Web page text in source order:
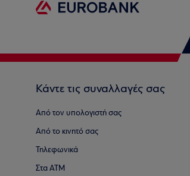
Κάντε τις συναλλαγές σας
Από τον υπολογιστή σας
Από το κινητό σας
Τηλεφωνικά
Στα ΑΤΜ